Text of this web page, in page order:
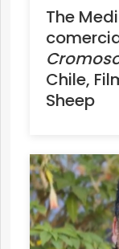
The
Chile,
Sheep